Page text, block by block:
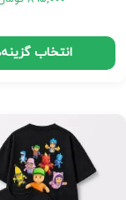
انتخاب